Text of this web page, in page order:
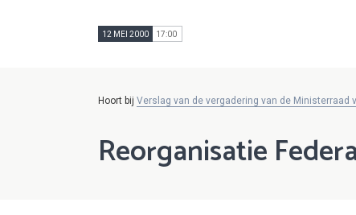
12 MEI 2000 17:00
Hoort bij Verslag van de vergadering van de Ministerraad
Reorganisatie